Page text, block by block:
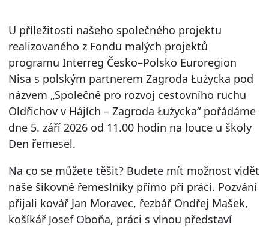
U příležitosti našeho společného projektu
realizovaného z Fondu malých projektů
programu Interreg Česko–Polsko Euroregion
Nisa s polským partnerem Zagroda Łużycka pod
názvem „Společně pro rozvoj cestovního ruchu
Oldřichov v Hájích – Zagroda Łużycka“ pořádáme
dne 5. září 2026 od 11.00 hodin na louce u školy
Den řemesel.
Na co se můžete těšit? Budete mít možnost vidět
naše šikovné řemeslníky přímo při práci. Pozvání
přijali kovář Jan Moravec, řezbář Ondřej Mašek,
košíkář Josef Oboňa, práci s vlnou představí